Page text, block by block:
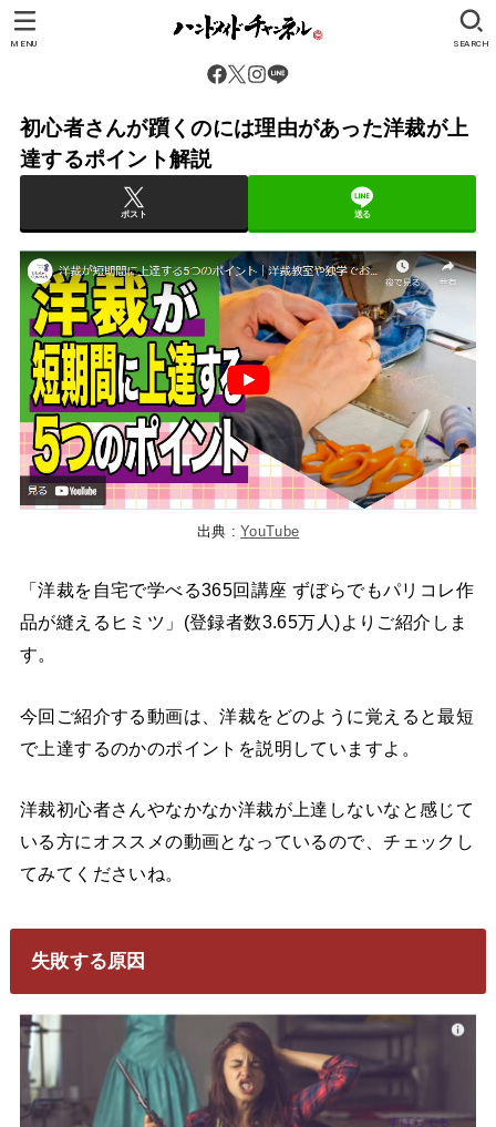
SEARCH
MENU
初心者さんが躓くのには理由があった洋裁が上
達するポイント解説
ポスト 送る
出典 :YouTube
「洋裁を自宅で学べる365回講座 ずぼらでもパリコレ作
品が縫えるヒミツ」(登録者数3.65万人)よりご紹介しま
す。
今回ご紹介する動画は、洋裁をどのように覚えると最短
で上達するのかのポイントを説明していますよ。
洋裁初心者さんやなかなか洋裁が上達しないなと感じて
いる方にオススメの動画となっているので、チェックし
てみてくださいね。
失敗する原因